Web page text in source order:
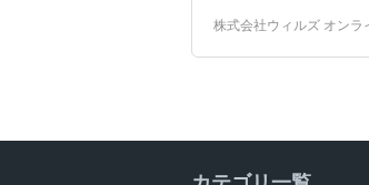
ウェビナー
UAE
株式会社ウィルズ オンラ